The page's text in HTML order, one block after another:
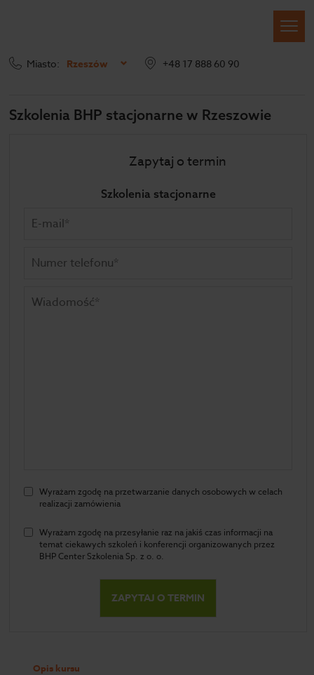
Miasto: Rzeszów +48 17 888 60 90
Szkolenia BHP stacjonarne w Rzeszowie
Opis kursu
Zapytaj o termin
Szkolenia stacjonarne
Wyrażam zgodę na przetwarzanie danych osobowych w celach
realizacji zamówienia
Wyrażam zgodę na przesyłanie raz na jakiś czas informacji na
temat ciekawych szkoleń i konferencji organizowanych przez
BHP Center Szkolenia Sp. z o. o.